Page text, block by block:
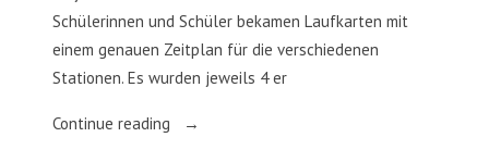
Schülerinnen und Schüler bekamen Laufkarten mit
einem genauen Zeitplan für die verschiedenen
Stationen. Es wurden jeweils 4 er
Continue reading
„Spannender